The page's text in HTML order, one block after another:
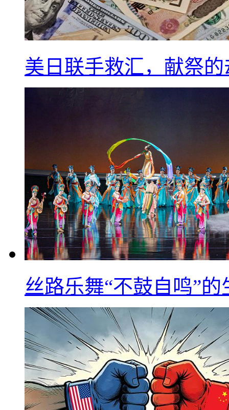
美日联手救汇，献祭
丝路乐舞“不鼓自鸣”